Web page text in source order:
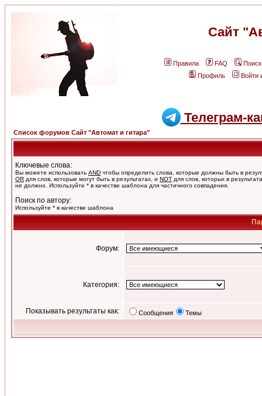
Сайт
Правила FAQ
Поиск
Профиль
Войти
Телеграм-
Список форумов Сайт "Автомат и гитара"
Ключевые слова:
Вы можете использовать AND чтобы определить слова, которые должны быть в
OR для слов, которые могут быть в результатах, и NOT для слов, которых в
не должно. Используйте * в качестве шаблона для частичного совпадения.
Поиск по автору:
Используйте * в качестве шаблона
Форум:
Категория:
Показывать результаты как: Сообщения Темы